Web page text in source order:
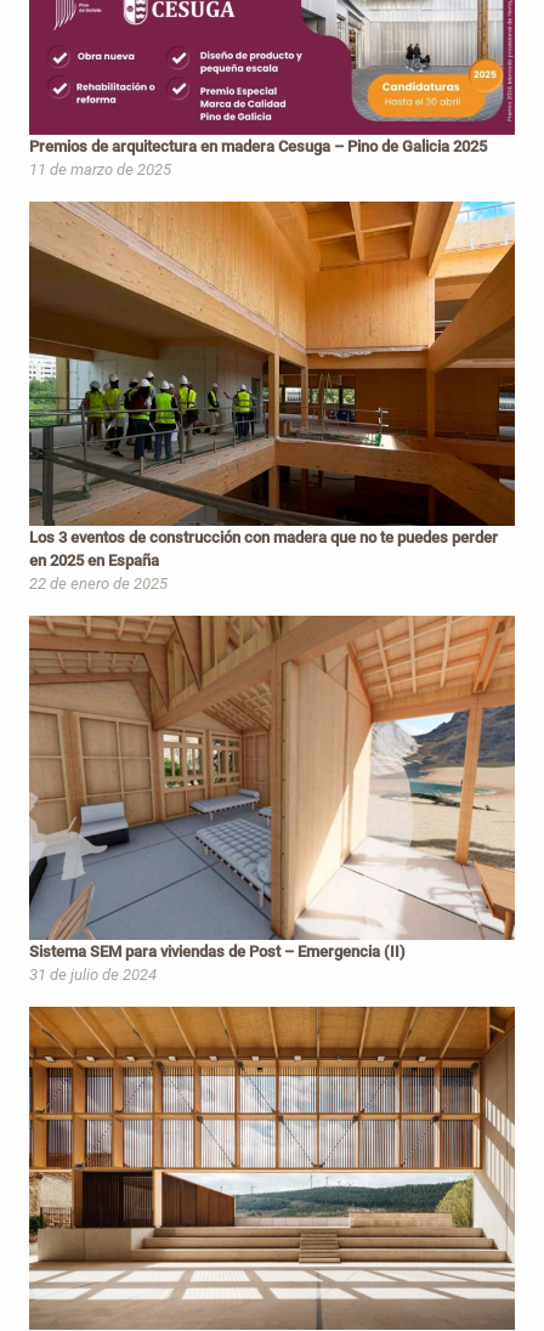
Premios de arquitectura en madera Cesuga – Pino de Galicia 2025
11 de marzo de 2025
Los 3 eventos de construcción con madera que no te puedes perder
en 2025 en España
22 de enero de 2025
Sistema SEM para viviendas de Post – Emergencia (II)
31 de julio de 2024